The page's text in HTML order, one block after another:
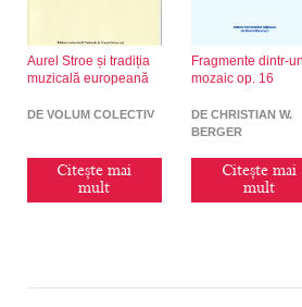
Aurel Stroe și tradiția
muzicală europeană
DE VOLUM COLECTIV
Citește mai
mult
Fragmente dintr-un
mozaic op. 16
DE CHRISTIAN W.
BERGER
Citește mai
mult